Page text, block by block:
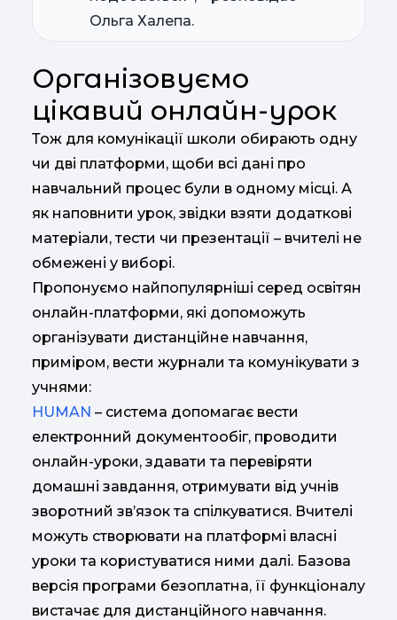
Ольга Халепа.
Організовуємо
цікавий онлайн-урок
Тож для комунікації школи обирають одну
чи дві платформи, щоби всі дані про
навчальний процес були в одному місці. А
як наповнити урок, звідки взяти додаткові
матеріали, тести чи презентації – вчителі не
обмежені у виборі.
Пропонуємо найпопулярніші серед освітян
онлайн-платформи, які допоможуть
організувати дистанційне навчання,
приміром, вести журнали та комунікувати з
учнями:
HUMAN – система допомагає вести
електронний документообіг, проводити
онлайн-уроки, здавати та перевіряти
домашні завдання, отримувати від учнів
зворотний зв’язок та спілкуватися. Вчителі
можуть створювати на платформі власні
уроки та користуватися ними далі. Базова
версія програми безоплатна, її функціоналу
вистачає для дистанційного навчання.